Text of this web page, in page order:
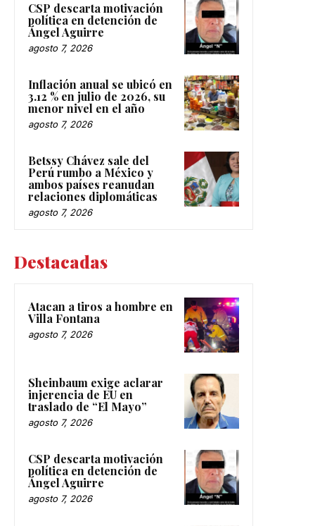
CSP descarta motivación
política en detención de
Ángel Aguirre
agosto 7, 2026
Inflación anual se ubicó en
3.12 % en julio de 2026, su
menor nivel en el año
agosto 7, 2026
Betssy Chávez sale del
Perú rumbo a México y
ambos países reanudan
relaciones diplomáticas
agosto 7, 2026
Destacadas
Atacan a tiros a hombre en
Villa Fontana
agosto 7, 2026
Sheinbaum exige aclarar
injerencia de EU en
traslado de “El Mayo”
agosto 7, 2026
CSP descarta motivación
política en detención de
Ángel Aguirre
agosto 7, 2026